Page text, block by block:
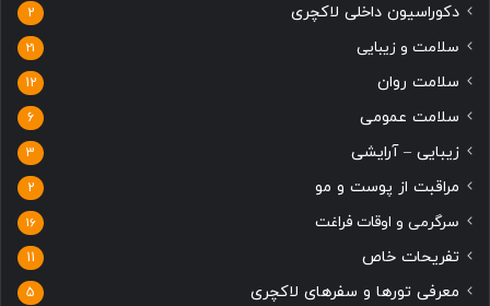
دکوراسیون داخلی لاکچری 2
سلامت و زیبایی 21
سلامت روان 12
سلامت عمومی 6
زیبایی – آرایشی 3
مراقبت از پوست و مو 2
سرگرمی و اوقات فراغت 16
تفریحات خاص 11
معرفی تورها و سفرهای لاکچری 5